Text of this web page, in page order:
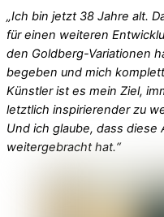
„Ich bin jetzt 38 Jahre alt.
für einen weiteren
den Goldberg-Variationen
begeben und mich
Künstler ist es mein Ziel,
letztlich inspirierender zu
Und ich glaube, dass diese
weitergebracht hat.“